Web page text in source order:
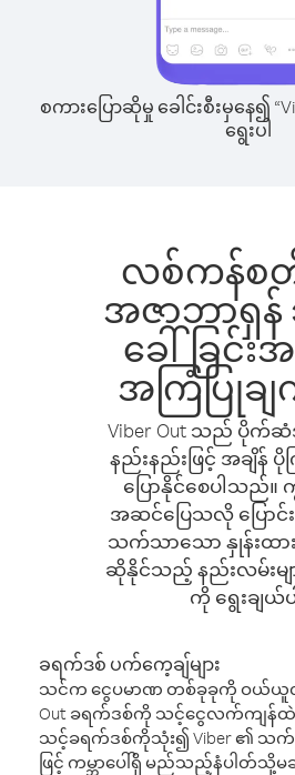
စကားပြောဆိုမှု ခေါင်းစီးမှနေ၍
ရွေးပါ
လစ်ကန်စတို
အဇာဘာရှန်
ခေါ်ခြင်
အကြံပြုချ
Viber Out သည် ပိုက်
နည်းနည်းဖြင့် အချိန် ပို
ပြောနိုင်စေပါသည်
အဆင်ပြေသလို ပြောင်
သက်သာသော နှုန်းထားဖ
ဆိုနိုင်သည့် နည်းလမ်းမ
ကို ရွေးချယ်ပ
ခရက်ဒစ် ပက်ကေ့ချ်များ
သင်က ငွေပမာဏ တစ်ခုခုကို ဝယ်ယူ
Out ခရက်ဒစ်ကို သင့်ငွေလက်ကျန်
သင့်ခရက်ဒစ်ကိုသုံး၍ Viber ၏ သက်သ
ဖြင့် ကမ္ဘာပေါ်ရှိ မည်သည့်နံပါတ်သို့မ